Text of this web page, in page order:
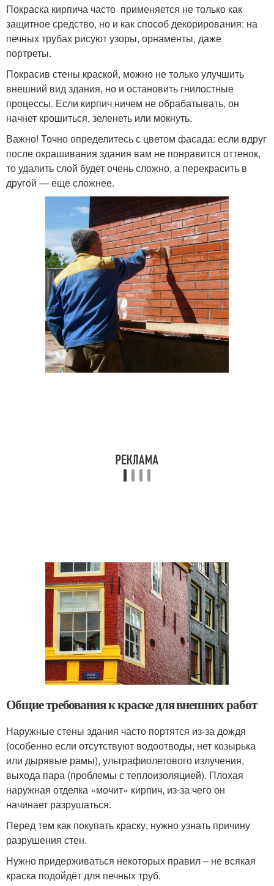
Покраска кирпича часто применяется не только как
защитное средство, но и как способ декорирования: на
печных трубах рисуют узоры, орнаменты, даже
портреты.
Покрасив стены краской, можно не только улучшить
внешний вид здания, но и остановить гнилостные
процессы. Если кирпич ничем не обрабатывать, он
начнет крошиться, зеленеть или мокнуть.
Важно! Точно определитесь с цветом фасада: если вдруг
после окрашивания здания вам не понравится оттенок,
то удалить слой будет очень сложно, а перекрасить в
другой — еще сложнее.
Общие требования к краске для внешних работ
Наружные стены здания часто портятся из-за дождя
(особенно если отсутствуют водоотводы, нет козырька
или дырявые рамы), ультрафиолетового излучения,
выхода пара (проблемы с теплоизоляцией). Плохая
наружная отделка «мочит» кирпич, из-за чего он
начинает разрушаться.
Перед тем как покупать краску, нужно узнать причину
разрушения стен.
Нужно придерживаться некоторых правил – не всякая
краска подойдёт для печных труб.